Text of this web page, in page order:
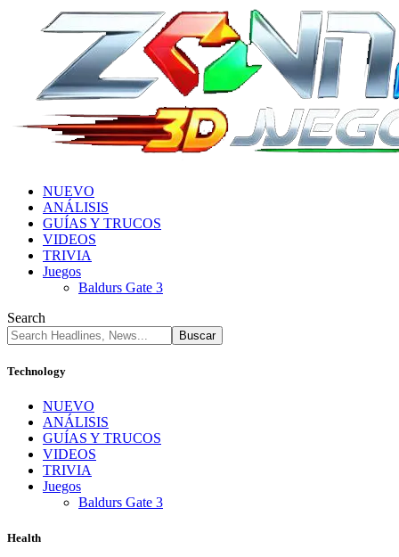
NUEVO
ANÁLISIS
GUÍAS Y TRUCOS
VIDEOS
TRIVIA
Juegos
Baldurs Gate 3
Search
Technology
NUEVO
ANÁLISIS
GUÍAS Y TRUCOS
VIDEOS
TRIVIA
Juegos
Baldurs Gate 3
Health